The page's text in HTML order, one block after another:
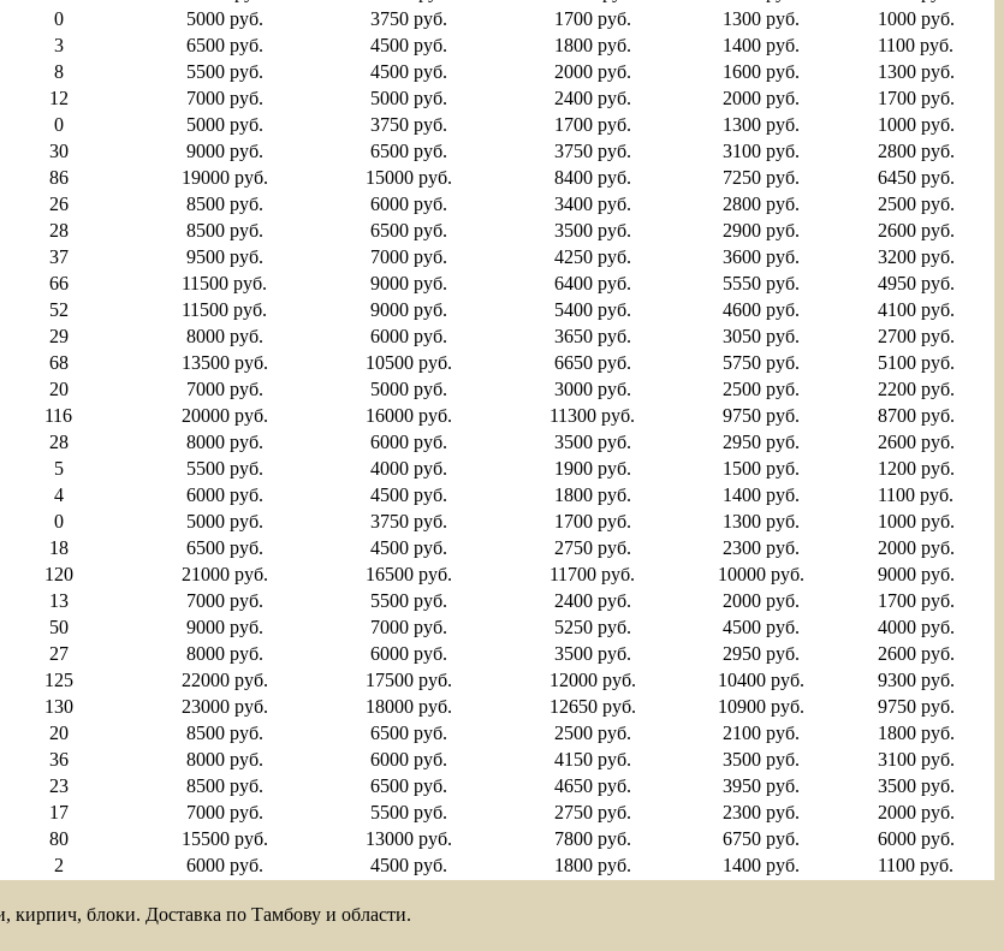
0 5000 руб. 3750 руб. 1700 руб. 1300 руб.
1000 руб.
3 6500 руб. 4500 руб. 1800 руб. 1400 руб.
1100 руб.
8 5500 руб. 4500 руб. 2000 руб. 1600 руб.
1300 руб.
12 7000 руб. 5000 руб. 2400 руб. 2000 руб.
1700 руб.
0 5000 руб. 3750 руб. 1700 руб. 1300 руб.
1000 руб.
30 9000 руб. 6500 руб. 3750 руб. 3100 руб.
2800 руб.
86 19000 руб. 15000 руб. 8400 руб. 7250 руб.
6450 руб.
26 8500 руб. 6000 руб. 3400 руб. 2800 руб.
2500 руб.
28 8500 руб. 6500 руб. 3500 руб. 2900 руб.
2600 руб.
37 9500 руб. 7000 руб. 4250 руб. 3600 руб.
3200 руб.
66 11500 руб. 9000 руб. 6400 руб. 5550 руб.
4950 руб.
52 11500 руб. 9000 руб. 5400 руб. 4600 руб.
4100 руб.
29 8000 руб. 6000 руб. 3650 руб. 3050 руб.
2700 руб.
68 13500 руб. 10500 руб. 6650 руб. 5750 руб.
5100 руб.
20 7000 руб. 5000 руб. 3000 руб. 2500 руб.
2200 руб.
116 20000 руб. 16000 руб. 11300 руб. 9750 руб.
8700 руб.
28 8000 руб. 6000 руб. 3500 руб. 2950 руб.
2600 руб.
5 5500 руб. 4000 руб. 1900 руб. 1500 руб.
1200 руб.
4 6000 руб. 4500 руб. 1800 руб. 1400 руб.
1100 руб.
0 5000 руб. 3750 руб. 1700 руб. 1300 руб.
1000 руб.
18 6500 руб. 4500 руб. 2750 руб. 2300 руб.
2000 руб.
120 21000 руб. 16500 руб. 11700 руб. 10000 руб.
9000 руб.
13 7000 руб. 5500 руб. 2400 руб. 2000 руб.
1700 руб.
50 9000 руб. 7000 руб. 5250 руб. 4500 руб.
4000 руб.
27 8000 руб. 6000 руб. 3500 руб. 2950 руб.
2600 руб.
125 22000 руб. 17500 руб. 12000 руб. 10400 руб.
9300 руб.
130 23000 руб. 18000 руб. 12650 руб. 10900 руб.
9750 руб.
20 8500 руб. 6500 руб. 2500 руб. 2100 руб.
1800 руб.
36 8000 руб. 6000 руб. 4150 руб. 3500 руб.
3100 руб.
23 8500 руб. 6500 руб. 4650 руб. 3950 руб.
3500 руб.
17 7000 руб. 5500 руб. 2750 руб. 2300 руб.
2000 руб.
80 15500 руб. 13000 руб. 7800 руб. 6750 руб.
6000 руб.
2 6000 руб. 4500 руб. 1800 руб. 1400 руб. 1100 руб.
блоки. Доставка по Тамбову и области.